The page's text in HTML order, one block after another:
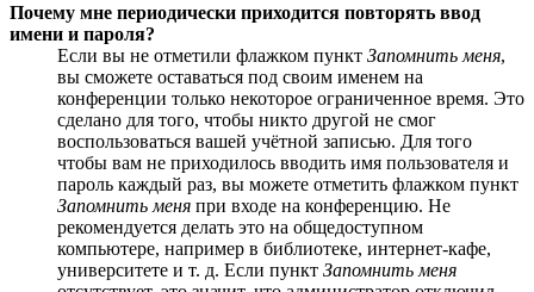
Почему мне периодически приходится повторять ввод
имени и пароля?
Если вы не отметили флажком пункт Запомнить меня,
вы сможете оставаться под своим именем на
конференции только некоторое ограниченное время. Это
сделано для того, чтобы никто другой не смог
воспользоваться вашей учётной записью. Для того
чтобы вам не приходилось вводить имя пользователя и
пароль каждый раз, вы можете отметить флажком пункт
Запомнить меня при входе на конференцию. Не
рекомендуется делать это на общедоступном
компьютере, например в библиотеке, интернет-кафе,
университете и т. д. Если пункт Запомнить меня